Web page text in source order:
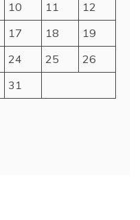
10 11
12
17 18
19
24 25
26
31